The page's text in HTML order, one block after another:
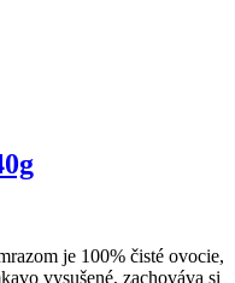
je 100% čisté ovocie,
vysušené, zachováva si